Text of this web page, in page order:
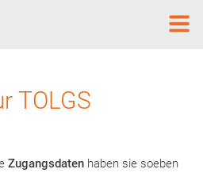
TOLGS
Zugangsdatenhaben sie soeben